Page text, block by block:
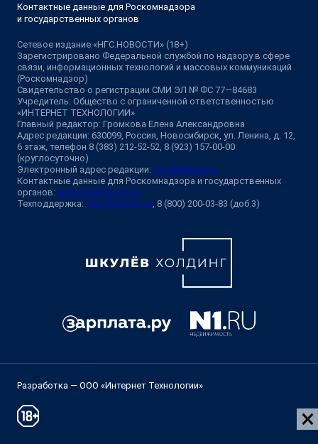
Контактные данные для Роскомнадзора
и государственных органов
Сетевое издание «НГС.НОВОСТИ» (18+)
Зарегистрировано Федеральной службой по надзору в сфере
связи, информационных технологий и массовых коммуникаций
(Роскомнадзор)
Свидетельство о регистрации СМИ ЭЛ № ФС 77—84683
Учредитель: Общество с ограниченной ответственностью
«ИНТЕРНЕТ ТЕХНОЛОГИИ»
Главный редактор: Громкова Елена Александровна
Адрес редакции: 630099, Россия, Новосибирск, ул. Ленина, д. 12,
6 этаж, телефон 8 (383) 212-52-52, 8 (923) 157-00-00
(круглосуточно)
Электронный адрес редакции: ngs@shkulev.ru
Контактные данные для Роскомнадзора и государственных
органов: juristnsk@shkulev.ru
Техподдержка: help@shkulev.ru , 8 (800) 200-03-83 (доб.3)
Разработка — ООО «Интернет Технологии»